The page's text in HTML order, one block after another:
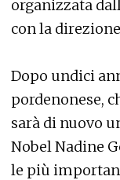
organizzata
con la
Dopo undici
pordenonese,
sarà di nuovo
Nobel Nadine
le più